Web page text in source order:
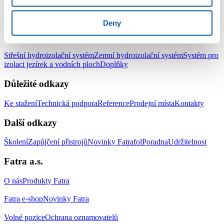
Deny
Produkty
Střešní hydroizolační systémZemní hydroizolační systémSystém pro
izolaci jezírek a vodních plochDoplňky
Důležité odkazy
Ke staženíTechnická podporaReferenceProdejní místaKontakty
Další odkazy
ŠkoleníZapůjčení přistrojůNovinky FatrafolPoradnaUdržitelnost
Fatra a.s.
O násProdukty Fatra
Fatra e-shopNovinky Fatra
Volné poziceOchrana oznamovatelů